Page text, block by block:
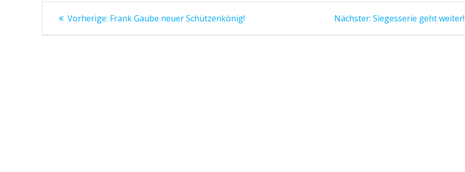
Beitragsnavigation
Vorherige: Vorheriger
Frank Gaube neuer Schützenkönig! Nächster: Nächster
Siegesserie geht weiter!